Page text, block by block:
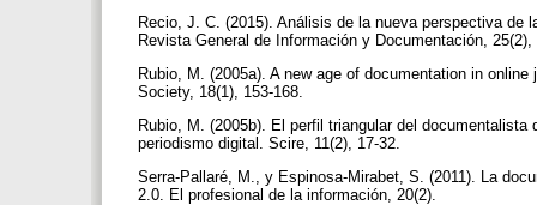
Recio, J. C. (2015). Análisis de la nueva perspectiva
Revista General de Información y Documentación,
Rubio, M. (2005a). A new age of documentation in
Society, 18(1), 153-168.
Rubio, M. (2005b). El perfil triangular del
periodismo digital. Scire, 11(2), 17-32.
Serra-Pallaré, M., y Espinosa-Mirabet, S. (2011). La
2.0. El profesional de la información, 20(2).